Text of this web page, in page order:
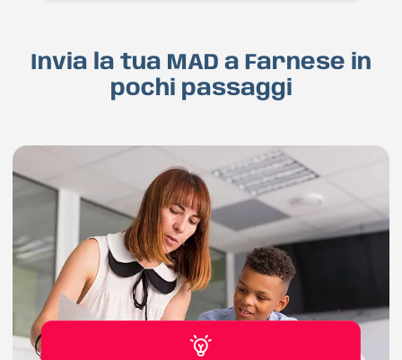
Invia la tua MAD a Farnese in
pochi passaggi